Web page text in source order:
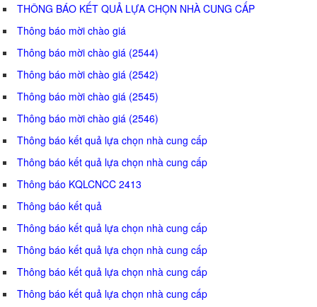
THÔNG BÁO KẾT QUẢ LỰA CHỌN NHÀ CUNG CẤP
Thông báo mời chào giá
Thông báo mời chào giá (2544)
Thông báo mời chào giá (2542)
Thông báo mời chào giá (2545)
Thông báo mời chào giá (2546)
Thông báo kết quả lựa chọn nhà cung cấp
Thông báo kết quả lựa chọn nhà cung cấp
Thông báo KQLCNCC 2413
Thông báo kết quả
Thông báo kết quả lựa chọn nhà cung cấp
Thông báo kết quả lựa chọn nhà cung cấp
Thông báo kết quả lựa chọn nhà cung cấp
Thông báo kết quả lựa chọn nhà cung cấp